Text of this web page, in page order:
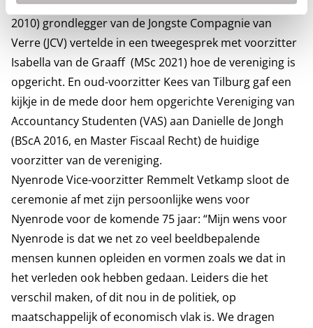
Compagnie van Verre (NCV). Menno van Eijk (BBA NBBS
2010) grondlegger van de Jongste Compagnie van
Verre (JCV) vertelde in een tweegesprek met voorzitter
Isabella van de Graaff (MSc 2021) hoe de vereniging is
opgericht. En oud-voorzitter Kees van Tilburg gaf een
kijkje in de mede door hem opgerichte Vereniging van
Accountancy Studenten (VAS) aan Danielle de Jongh
(BScA 2016, en Master Fiscaal Recht) de huidige
voorzitter van de vereniging.
Nyenrode Vice-voorzitter Remmelt Vetkamp sloot de
ceremonie af met zijn persoonlijke wens voor
Nyenrode voor de komende 75 jaar: “Mijn wens voor
Nyenrode is dat we net zo veel beeldbepalende
mensen kunnen opleiden en vormen zoals we dat in
het verleden ook hebben gedaan. Leiders die het
verschil maken, of dit nou in de politiek, op
maatschappelijk of economisch vlak is. We dragen